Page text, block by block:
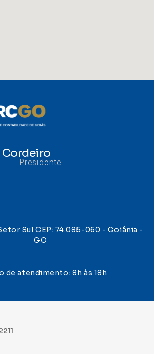
Cordeiro
Presidente
Setor Sul CEP: 74.085-060 - Goiânia -
GO
de atendimento: 8h às 18h